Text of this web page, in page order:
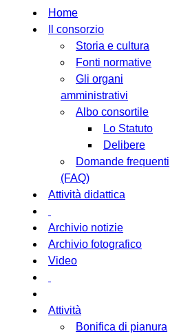
Home
Il consorzio
Storia e cultura
Fonti normative
Gli organi
amministrativi
Albo consortile
Lo Statuto
Delibere
Domande frequenti
(FAQ)
Attività didattica
Archivio notizie
Archivio fotografico
Video
Attività
Bonifica di pianura